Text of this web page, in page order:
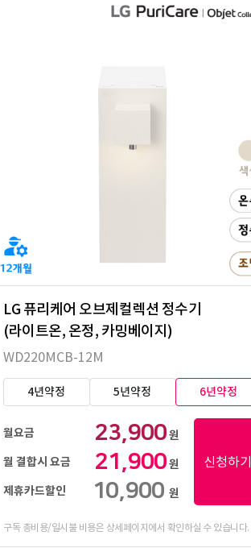
LG 퓨리케어 오브제컬렉션 정수기
(라이트온, 온정, 카밍베이지)
WD220MCB-12M
4년약정 5년약정 6년약정
월요금 23,900원
월 결합시 요금
21,900원
제휴카드할인
10,900 원
신청하기
구독 총비용/일시불 비용은 상세페이지에서 확인하실 수 있습니다.